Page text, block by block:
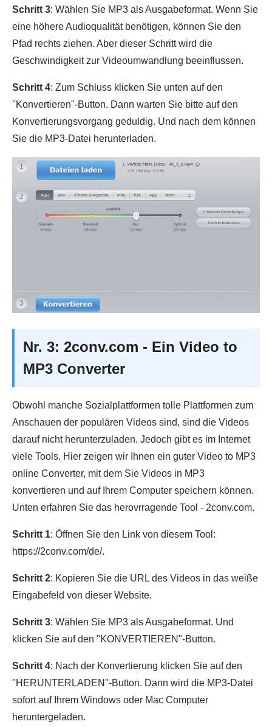
Schritt 3: Wählen Sie MP3 als Ausgabeformat. Wenn Sie
eine höhere Audioqualität benötigen, können Sie den
Pfad rechts ziehen. Aber dieser Schritt wird die
Geschwindigkeit zur Videoumwandlung beeinflussen.
Schritt 4: Zum Schluss klicken Sie unten auf den
"Konvertieren"-Button. Dann warten Sie bitte auf den
Konvertierungsvorgang geduldig. Und nach dem können
Sie die MP3-Datei herunterladen.
Nr. 3: 2conv.com - Ein Video to
MP3 Converter
Obwohl manche Sozialplattformen tolle Plattformen zum
Anschauen der populären Videos sind, sind die Videos
darauf nicht herunterzuladen. Jedoch gibt es im Internet
viele Tools. Hier zeigen wir Ihnen ein guter Video to MP3
online Converter, mit dem Sie Videos in MP3
konvertieren und auf Ihrem Computer speichern können.
Unten erfahren Sie das herovrragende Tool - 2conv.com.
Schritt 1: Öffnen Sie den Link von diesem Tool:
https://2conv.com/de/.
Schritt 2: Kopieren Sie die URL des Videos in das weiße
Eingabefeld von dieser Website.
Schritt 3: Wählen Sie MP3 als Ausgabeformat. Und
klicken Sie auf den "KONVERTIEREN"-Button.
Schritt 4: Nach der Konvertierung klicken Sie auf den
"HERUNTERLADEN"-Button. Dann wird die MP3-Datei
sofort auf Ihrem Windows oder Mac Computer
heruntergeladen.